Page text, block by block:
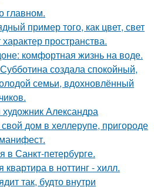
главном.
пример того, как цвет, свет
пространства.
комфортная жизнь на воде.
создала спокойный,
семьи, вдохновлённый
художник Александра
дом в хеллерупе, пригороде
Санкт-петербурге.
квартира в ноттинг - хилл.
так, будто внутри